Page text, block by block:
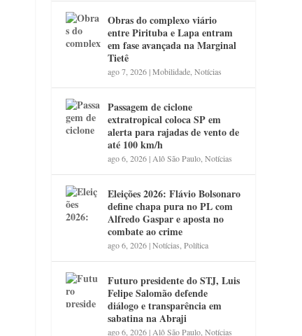
Obras do complexo viário
entre Pirituba e Lapa entram
em fase avançada na Marginal
Tietê
ago 7, 2026|Mobilidade ,Notícias
Passagem de ciclone
extratropical coloca SP em
alerta para rajadas de vento de
até 100 km/h
ago 6, 2026| Alô São Paulo ,Notícias
Eleições 2026: Flávio Bolsonaro
define chapa pura no PL com
Alfredo Gaspar e aposta no
combate ao crime
ago 6, 2026|Notícias ,Política
Futuro presidente do STJ, Luis
Felipe Salomão defende
diálogo e transparência em
sabatina na Abraji
ago 6, 2026| Alô São Paulo ,Notícias